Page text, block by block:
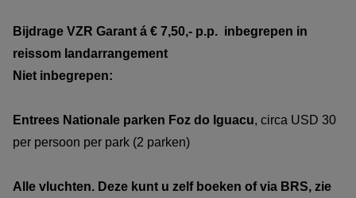
Bijdrage VZR Garant á € 7,50,- p.p. inbegrepen in
reissom landarrangement
Niet inbegrepen:
Entrees Nationale parken Foz do Iguacu, circa USD 30
per persoon per park (2 parken)
Alle vluchten. Deze kunt u zelf boeken of via BRS, zie